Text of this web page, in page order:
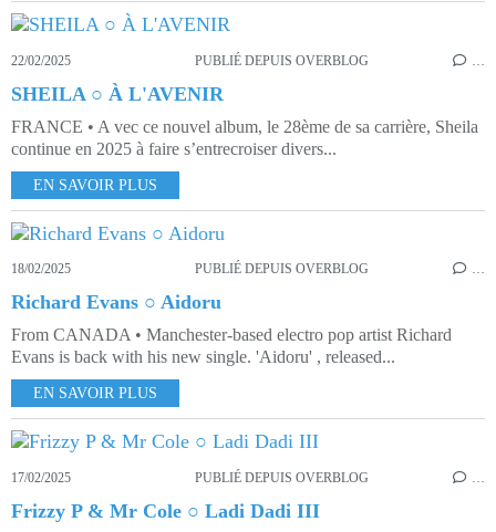
22/02/2025 PUBLIÉ DEPUIS OVERBLOG
SHEILA ○ À L'AVENIR
FRANCE • A vec ce nouvel album, le 28ème de sa carrière, Sheila
continue en 2025 à faire s’entrecroiser divers...
EN SAVOIR PLUS
18/02/2025 PUBLIÉ DEPUIS OVERBLOG …
Richard Evans ○ Aidoru
From CANADA • Manchester-based electro pop artist Richard
Evans is back with his new single. 'Aidoru' , released...
EN SAVOIR PLUS
17/02/2025 PUBLIÉ DEPUIS OVERBLOG
Frizzy P & Mr Cole ○ Ladi Dadi III